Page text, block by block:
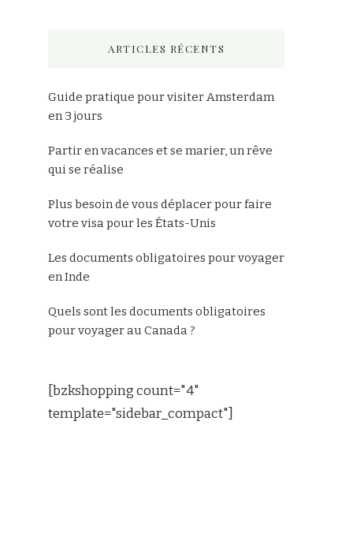
ARTICLES RÉCENTS
Guide pratique pour visiter Amsterdam
en 3 jours
Partir en vacances et se marier, un rêve
qui se réalise
Plus besoin de vous déplacer pour faire
votre visa pour les États-Unis
Les documents obligatoires pour voyager
en Inde
Quels sont les documents obligatoires
pour voyager au Canada ?
[bzkshopping count="4"
template="sidebar_compact"]